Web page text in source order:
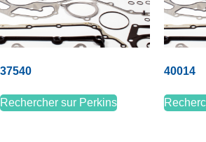
37540
Rechercher sur Perkins
40014